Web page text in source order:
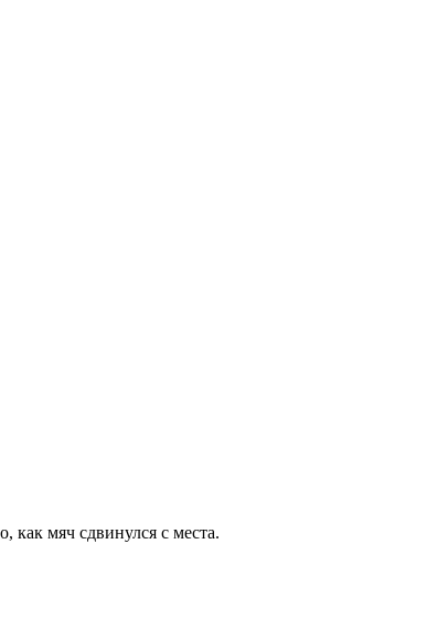
как мяч сдвинулся с места.